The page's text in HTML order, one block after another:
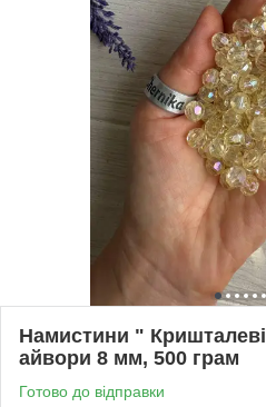
Намистини "
айвори 8 мм, 500 грам
Готово до відправки